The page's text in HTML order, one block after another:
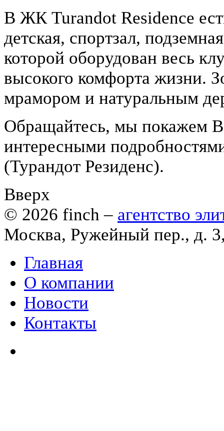
В ЖК Turandot Residence
детская, спортзал,
которой оборудован весь
высокого комфорта жизни.
мрамором и натуральным
Обращайтесь, мы покажем
интересными
(Турандот Резиденс).
Вверх
© 2026 finch – агентство
Москва, Ружейный пер., д.
Главная
О компании
Новости
Контакты